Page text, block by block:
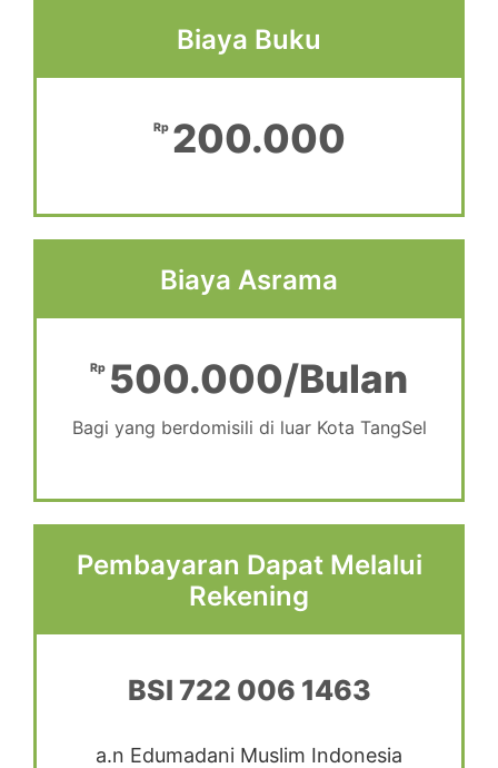
Biaya Buku
Rp 200.000
Biaya Asrama
Rp 500.000/Bulan
Bagi yang berdomisili di luar Kota TangSel
Pembayaran Dapat Melalui
Rekening
BSI 722 006 1463
a.n Edumadani Muslim Indonesia